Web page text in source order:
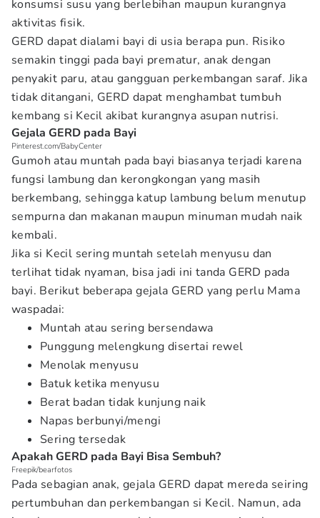
konsumsi susu yang berlebihan maupun kurangnya
aktivitas fisik.
GERD dapat dialami bayi di usia berapa pun. Risiko
semakin tinggi pada bayi prematur, anak dengan
penyakit paru, atau gangguan perkembangan saraf. Jika
tidak ditangani, GERD dapat menghambat tumbuh
kembang si Kecil akibat kurangnya asupan nutrisi.
Gejala GERD pada Bayi
Pinterest.com/BabyCenter
Gumoh atau muntah pada bayi biasanya terjadi karena
fungsi lambung dan kerongkongan yang masih
berkembang, sehingga katup lambung belum menutup
sempurna dan makanan maupun minuman mudah naik
kembali.
Jika si Kecil sering muntah setelah menyusu dan
terlihat tidak nyaman, bisa jadi ini tanda GERD pada
bayi. Berikut beberapa gejala GERD yang perlu Mama
waspadai:
Muntah atau sering bersendawa
Punggung melengkung disertai rewel
Menolak menyusu
Batuk ketika menyusu
Berat badan tidak kunjung naik
Napas berbunyi/mengi
Sering tersedak
Apakah GERD pada Bayi Bisa Sembuh?
Freepik/bearfotos
Pada sebagian anak, gejala GERD dapat mereda seiring
pertumbuhan dan perkembangan si Kecil. Namun, ada